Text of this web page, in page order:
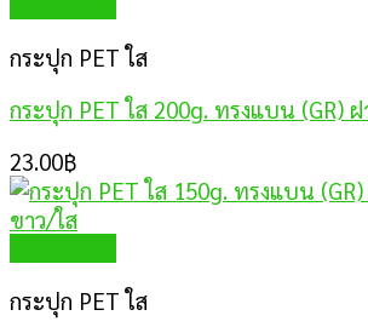
กระปุก PET ใส
กระปุก PET ใส 200g. ทรงแบน (GR)
23.00฿
กระปุก PET ใส